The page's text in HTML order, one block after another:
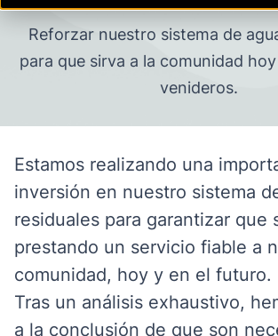
Reforzar nuestro sistema de
para que sirva a la comunidad
venideros.
Estamos realizando una
inversión en nuestro sistema
residuales para garantizar que
prestando un servicio fiable a
comunidad, hoy y en el futuro.
Tras un análisis exhaustivo,
a la conclusión de que son